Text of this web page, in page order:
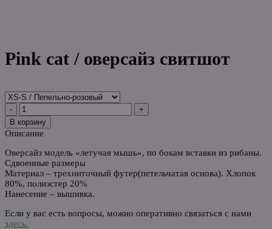
Pink cat / оверсайз свитшот
-
+
В корзину
Описание
Оверсайз модель «летучая мышь», по бокам вставки из рибаны.
Сдвоенные размеры
Материал – трехниточный футер(петельчатая основа). Хлопок
80%, полиэстер 20%
Нанесение – вышивка.
Если у вас есть вопросы, можно оперативно связаться с нами
здесь.